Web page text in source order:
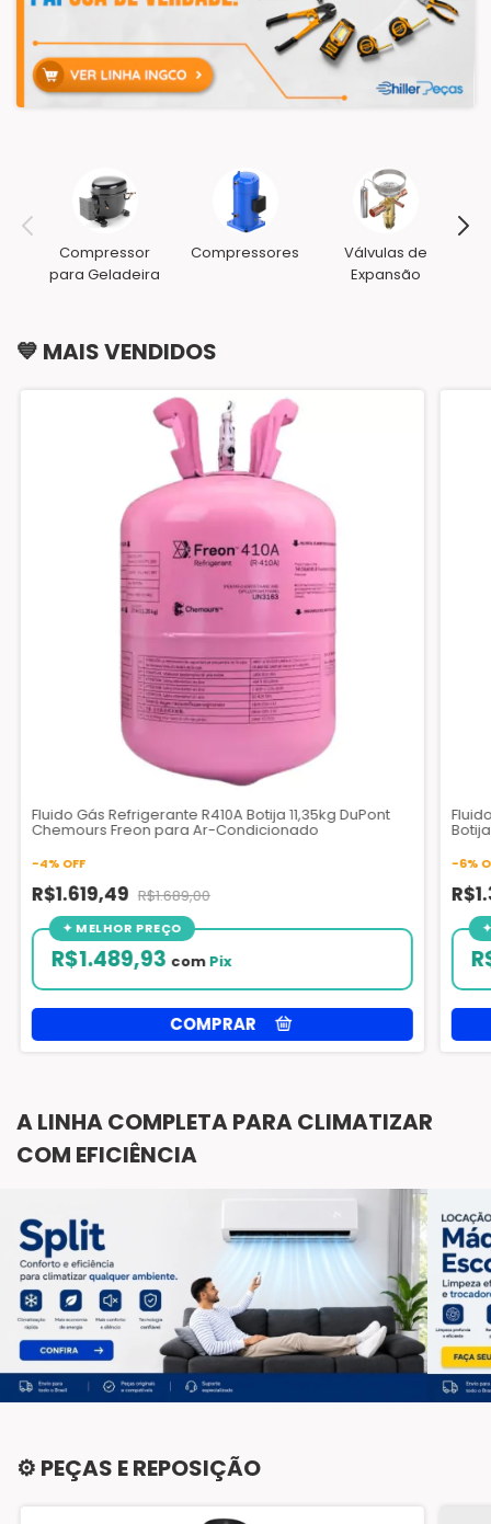
Compressor
para Geladeira
Compressores
Válvulas de
Expansão
💙 MAIS VENDIDOS
Fluido Gás Refrigerante R410A Botija 11,35kg DuPont
Chemours Freon para Ar-Condicionado
-4%OFF
R$1.619,49 R$1.689,00
R$1.489,93 comPix
Botija
-6%
A LINHA COMPLETA PARA CLIMATIZAR
COM EFICIÊNCIA
⚙️ PEÇAS E REPOSIÇÃO